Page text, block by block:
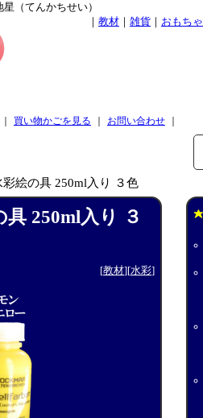
（てんかちせい）
｜ 教材 ｜ 雑貨 ｜ おもちゃ
買い物かごを見る お問い合わせ
絵の具 250ml入り ３色
250ml入り ３
[教材][水彩]